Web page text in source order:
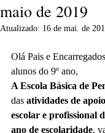
maio de 2019
Atualizado: 16 de mai. de
Olá Pais e
alunos do 9º ano,
A Escola Básica de
das atividades de
escolar e profissional
ano de escolaridade,